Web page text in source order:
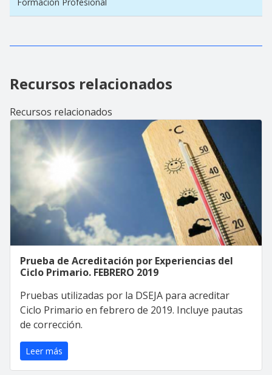
Recursos relacionados
Recursos relacionados
Prueba de Acreditación por Experiencias del
Ciclo Primario. FEBRERO 2019
Pruebas utilizadas por la DSEJA para acreditar
Ciclo Primario en febrero de 2019. Incluye pautas
de corrección.
Leer más